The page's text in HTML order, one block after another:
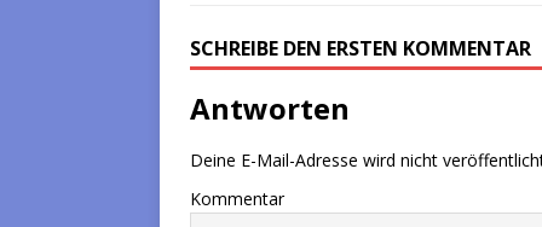
SCHREIBE DEN ERSTEN KOMMENTAR
Antworten
Deine E-Mail-Adresse wird nicht
Kommentar